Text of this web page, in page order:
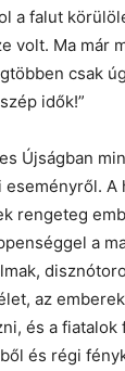
a falut
volt. Ma már
csak
idők!”
Újságban
eseményről. A
rengeteg
a
az
és a fiatalok
és régi